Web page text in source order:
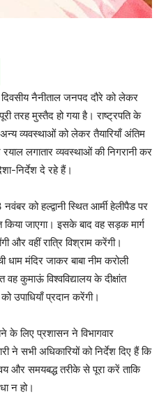
दिवसीय नैनीताल जनपद दौरे को लेकर
तरह मुस्तैद हो गया है। राष्ट्रपति के
व्यवस्थाओं को लेकर तैयारियाँ अंतिम
लगातार व्यवस्थाओं की निगरानी कर
निर्देश दे रहे हैं।
को हल्द्वानी स्थित आर्मी हेलीपैड पर
जाएगा। इसके बाद वह सड़क मार्ग
और वहीं रात्रि विश्राम करेंगी।
मंदिर जाकर बाबा नीम करोली
कुमाऊं विश्वविद्यालय के दीक्षांत
को उपाधियाँ प्रदान करेंगी।
के लिए प्रशासन ने विभागवार
ने सभी अधिकारियों को निर्देश दिए हैं कि
और समयबद्ध तरीके से पूरा करें ताकि
न हो।